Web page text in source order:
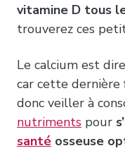
vitamine D tous
trouverez ces
Le calcium est
car cette dernière
donc veiller à
nutriments pour
santé osseuse